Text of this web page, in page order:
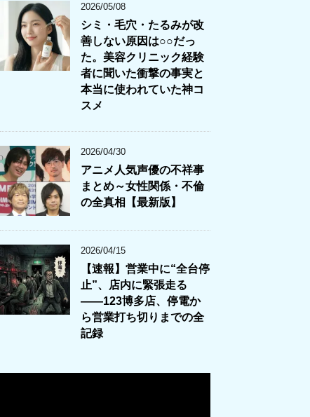
2026/05/08
シミ・毛穴・たるみが改
善しない原因は○○だっ
た。美容クリニック経験
者に聞いた衝撃の事実と
本当に使われていた神コ
スメ
2026/04/30
アニメ人気声優の不祥事
まとめ～女性関係・不倫
の全真相【最新版】
2026/04/15
【速報】営業中に“全台停
止”、店内に緊張走る
――123博多店、停電か
ら営業打ち切りまでの全
記録